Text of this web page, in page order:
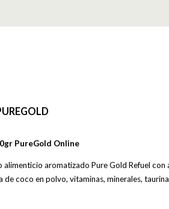
PureGold Online
alimenticio aromatizado Pure Gold Refuel con
de coco en polvo, vitaminas, minerales,